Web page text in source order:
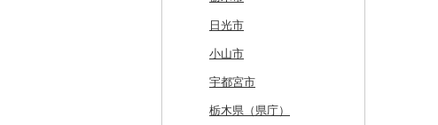
白糠町
釧路町
名寄市
美唄市
鶴田町
階上町
深浦町
青森市
滝沢市
住田町
葛巻町
花巻市
名取市
川崎町
村田町
栗原市
藤里町
湯沢市
大館市
由利本荘市
小国町
南陽市
中山町
庄内町
古殿町
昭和村
下郷町
西郷村
常陸太田市
つくばみらい市
下妻市
茨城町
日光市
小山市
宇都宮市
栃木県（県庁）